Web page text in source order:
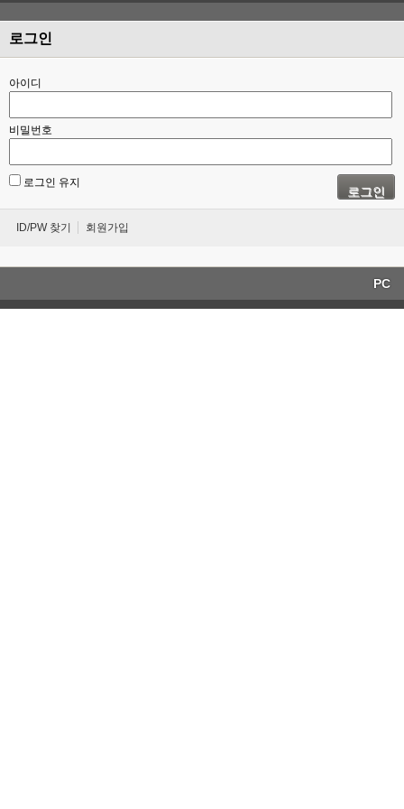
로그인
아이디
비밀번호
로그인 유지
로그인
ID/PW 찾기 회원가입
PC